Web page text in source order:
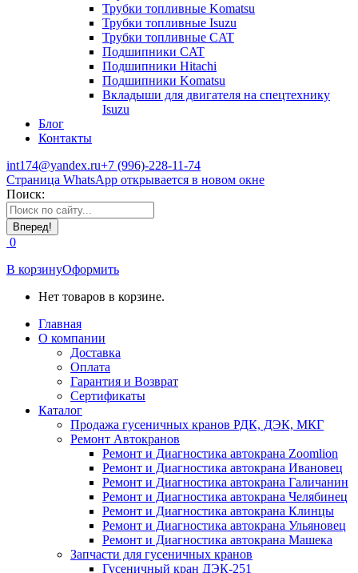
Трубки топливные Komatsu
Трубки топливные Isuzu
Трубки топливные CAT
Подшипники CAT
Подшипники Hitachi
Подшипники Komatsu
Вкладыши для двигателя на спецтехнику
Isuzu
Блог
Контакты
int174@yandex.ru+7 (996)-228-11-74
Страница WhatsApp открывается в новом окне
Поиск:
0
В корзинуОформить
Нет товаров в корзине.
Главная
О компании
Доставка
Оплата
Гарантия и Возврат
Сертификаты
Каталог
Продажа гусеничных кранов РДК, ДЭК, МКГ
Ремонт Автокранов
Ремонт и Диагностика автокрана Zoomlion
Ремонт и Диагностика автокрана Ивановец
Ремонт и Диагностика автокрана Галичанин
Ремонт и Диагностика автокрана Челябинец
Ремонт и Диагностика автокрана Клинцы
Ремонт и Диагностика автокрана Ульяновец
Ремонт и Диагностика автокрана Машека
Запчасти для гусеничных кранов
Гусеничный кран ДЭК-251